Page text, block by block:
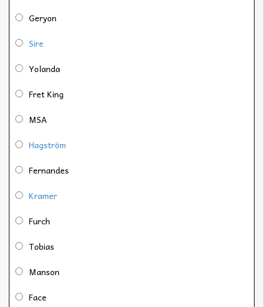
Geryon
Sire
Yolanda
Fret King
MSA
Hagström
Fernandes
Kramer
Furch
Tobias
Manson
Face